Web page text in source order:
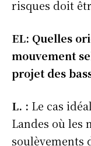
risques doit
EL: Quelles
mouvement
projet des
L. : Le cas
Landes où les
soulèvements